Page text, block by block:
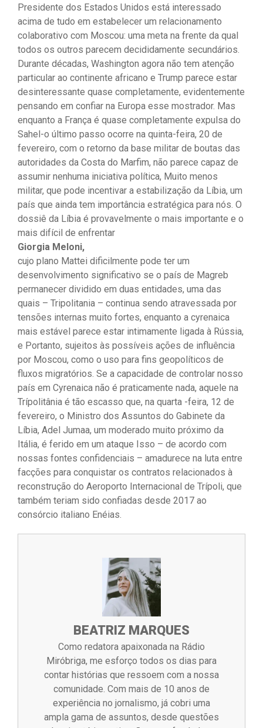
Presidente dos Estados Unidos está interessado
acima de tudo em estabelecer um relacionamento
colaborativo com Moscou: uma meta na frente da qual
todos os outros parecem decididamente secundários.
Durante décadas, Washington agora não tem atenção
particular ao continente africano e Trump parece estar
desinteressante quase completamente, evidentemente
pensando em confiar na Europa esse mostrador. Mas
enquanto a França é quase completamente expulsa do
Sahel-o último passo ocorre na quinta-feira, 20 de
fevereiro, com o retorno da base militar de boutas das
autoridades da Costa do Marfim, não parece capaz de
assumir nenhuma iniciativa política, Muito menos
militar, que pode incentivar a estabilização da Líbia, um
país que ainda tem importância estratégica para nós. O
dossiê da Líbia é provavelmente o mais importante e o
mais difícil de enfrentar
Giorgia Meloni,
cujo plano Mattei dificilmente pode ter um
desenvolvimento significativo se o país de Magreb
permanecer dividido em duas entidades, uma das
quais – Tripolitania – continua sendo atravessada por
tensões internas muito fortes, enquanto a cyrenaica
mais estável parece estar intimamente ligada à Rússia,
e Portanto, sujeitos às possíveis ações de influência
por Moscou, como o uso para fins geopolíticos de
fluxos migratórios. Se a capacidade de controlar nosso
país em Cyrenaica não é praticamente nada, aquele na
Trípolitânia é tão escasso que, na quarta -feira, 12 de
fevereiro, o Ministro dos Assuntos do Gabinete da
Líbia, Adel Jumaa, um moderado muito próximo da
Itália, é ferido em um ataque Isso – de acordo com
nossas fontes confidenciais – amadurece na luta entre
facções para conquistar os contratos relacionados à
reconstrução do Aeroporto Internacional de Trípoli, que
também teriam sido confiadas desde 2017 ao
consórcio italiano Enéias.
BEATRIZ MARQUES
Como redatora apaixonada na Rádio
Miróbriga, me esforço todos os dias para
contar histórias que ressoem com a nossa
comunidade. Com mais de 10 anos de
experiência no jornalismo, já cobri uma
ampla gama de assuntos, desde questões